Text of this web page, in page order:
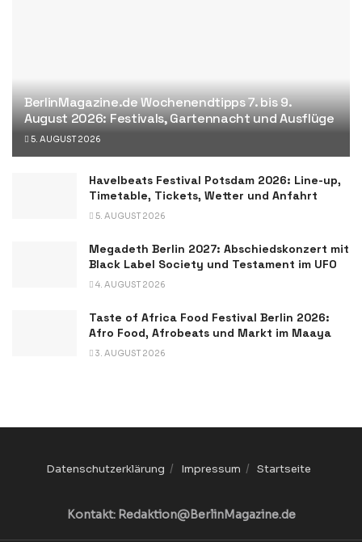
BerlinMagazine.de Wochenendtipps 7. bis 9.
August 2026: Festivals, Gartennacht und Ausflüge
5. AUGUST 2026
Havelbeats Festival Potsdam 2026: Line-up,
Timetable, Tickets, Wetter und Anfahrt
5. AUGUST 2026
Megadeth Berlin 2027: Abschiedskonzert mit
Black Label Society und Testament im UFO
4. AUGUST 2026
Taste of Africa Food Festival Berlin 2026:
Afro Food, Afrobeats und Markt im Maaya
3. AUGUST 2026
Datenschutzerklärung Impressum Startseite
Kontakt: Redaktion@BerlinMagazine.de